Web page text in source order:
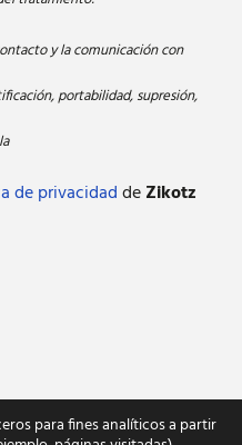
y la comunicación con
portabilidad, supresión,
de privacidaddeZikotz
para fines analíticos a partir